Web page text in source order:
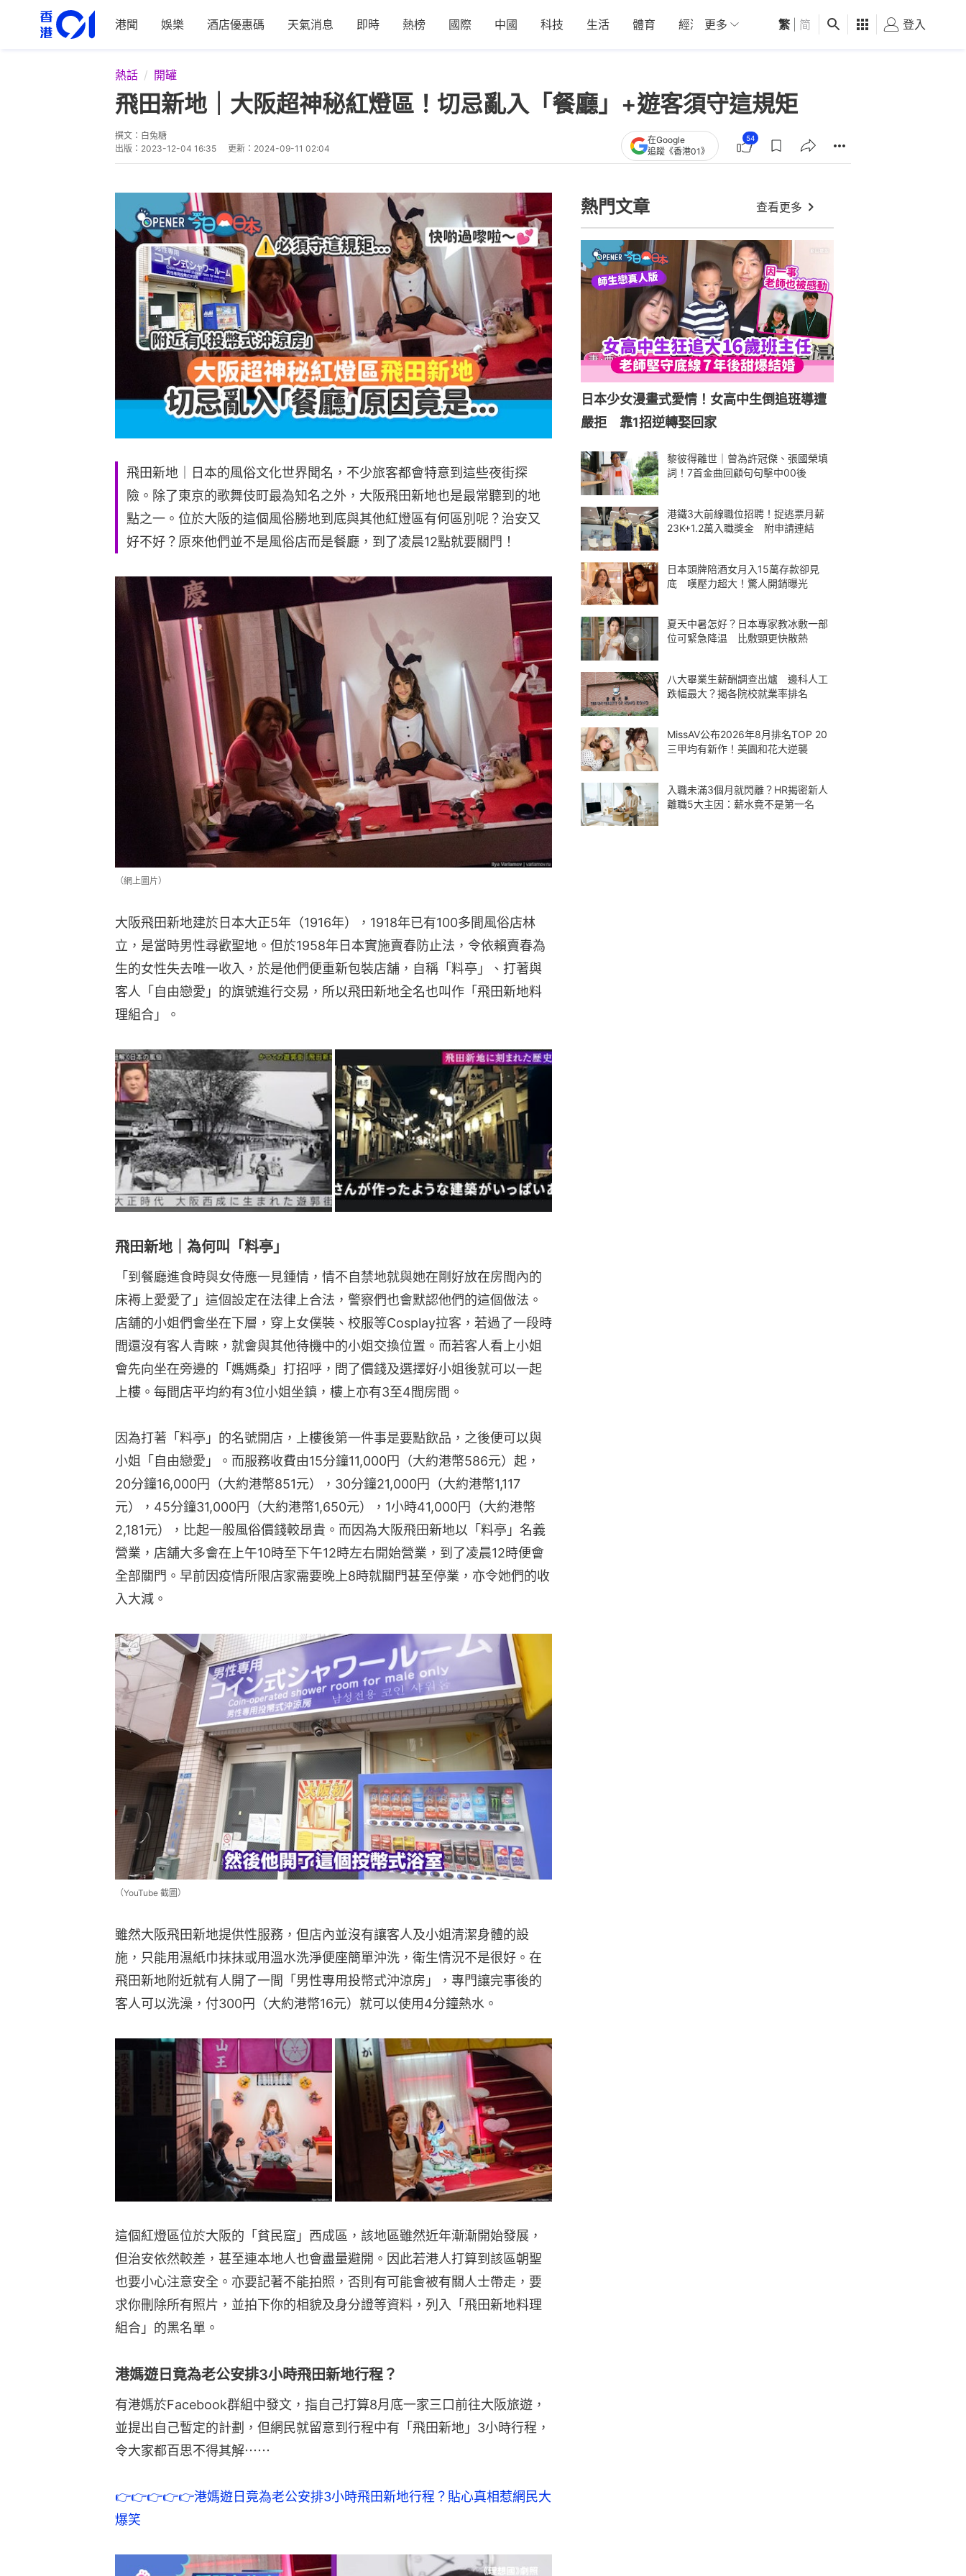
港聞 娛樂 酒店優惠碼 天氣消息 即時 熱榜 國際 中國 科技 生活 體育 經濟 01深圳 觀點 健康 好食玩飛
更多 繁 简 登入
熱話 開罐
飛田新地｜大阪超神秘紅燈區！切忌亂入「餐廳」+遊客須守這規矩
撰文： 白兔糖
出版： 2023-12-04 16:35 更新： 2024-09-11 02:04
在Google
追蹤《香港01》
54
飛田新地｜日本的風俗文化世界聞名，不少旅客都會特意到這些夜街探
險。除了東京的歌舞伎町最為知名之外，大阪飛田新地也是最常聽到的地
點之一。位於大阪的這個風俗勝地到底與其他紅燈區有何區別呢？治安又
好不好？原來他們並不是風俗店而是餐廳，到了凌晨12點就要關門！
（網上圖片）
大阪飛田新地建於日本大正5年（1916年），1918年已有100多間風俗店林
立，是當時男性尋歡聖地。但於1958年日本實施賣春防止法，令依賴賣春為
生的女性失去唯一收入，於是他們便重新包裝店舖，自稱「料亭」、打著與
客人「自由戀愛」的旗號進行交易，所以飛田新地全名也叫作「飛田新地料
理組合」。
飛田新地｜為何叫「料亭」
「到餐廳進食時與女侍應一見鍾情，情不自禁地就與她在剛好放在房間內的
床褥上愛愛了」這個設定在法律上合法，警察們也會默認他們的這個做法。
店舖的小姐們會坐在下層，穿上女僕裝、校服等Cosplay拉客，若過了一段時
間還沒有客人青睞，就會與其他待機中的小姐交換位置。而若客人看上小姐
會先向坐在旁邊的「媽媽桑」打招呼，問了價錢及選擇好小姐後就可以一起
上樓。每間店平均約有3位小姐坐鎮，樓上亦有3至4間房間。
因為打著「料亭」的名號開店，上樓後第一件事是要點飲品，之後便可以與
小姐「自由戀愛」。而服務收費由15分鐘11,000円（大約港幣586元）起，
20分鐘16,000円（大約港幣851元），30分鐘21,000円（大約港幣1,117
元），45分鐘31,000円（大約港幣1,650元），1小時41,000円（大約港幣
2,181元），比起一般風俗價錢較昂貴。而因為大阪飛田新地以「料亭」名義
營業，店舖大多會在上午10時至下午12時左右開始營業，到了凌晨12時便會
全部關門。早前因疫情所限店家需要晚上8時就關門甚至停業，亦令她們的收
入大減。
（YouTube 截圖）
雖然大阪飛田新地提供性服務，但店內並沒有讓客人及小姐清潔身體的設
施，只能用濕紙巾抹抹或用溫水洗淨便座簡單沖洗，衛生情況不是很好。在
飛田新地附近就有人開了一間「男性專用投幣式沖涼房」，專門讓完事後的
客人可以洗澡，付300円（大約港幣16元）就可以使用4分鐘熱水。
這個紅燈區位於大阪的「貧民窟」西成區，該地區雖然近年漸漸開始發展，
但治安依然較差，甚至連本地人也會盡量避開。因此若港人打算到該區朝聖
也要小心注意安全。亦要記著不能拍照，否則有可能會被有關人士帶走，要
求你刪除所有照片，並拍下你的相貌及身分證等資料，列入「飛田新地料理
組合」的黑名單。
港媽遊日竟為老公安排3小時飛田新地行程？
有港媽於Facebook群組中發文，指自己打算8月底一家三口前往大阪旅遊，
並提出自己暫定的計劃，但網民就留意到行程中有「飛田新地」3小時行程，
令大家都百思不得其解⋯⋯
👉👉👉👉👉港媽遊日竟為老公安排3小時飛田新地行程？貼心真相惹網民大
爆笑
熱門文章 查看更多
日本少女漫畫式愛情！女高中生倒追班導遭
嚴拒 靠1招逆轉娶回家
黎彼得離世｜曾為許冠傑、張國榮填
詞！7首金曲回顧句句擊中00後
港鐵3大前線職位招聘！捉逃票月薪
23K+1.2萬入職獎金 附申請連結
日本頭牌陪酒女月入15萬存款卻見
底 嘆壓力超大！驚人開銷曝光
夏天中暑怎好？日本專家教冰敷一部
位可緊急降温 比敷頸更快散熱
八大畢業生薪酬調查出爐 邊科人工
跌幅最大？揭各院校就業率排名
MissAV公布2026年8月排名TOP 20
三甲均有新作！美園和花大逆襲
入職未滿3個月就閃離？HR揭密新人
離職5大主因：薪水竟不是第一名